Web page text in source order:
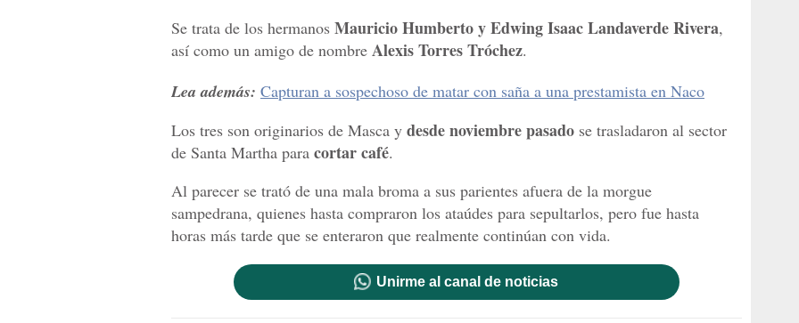
Se trata de los hermanos Mauricio Humberto y Edwing Isaac Landaverde Rivera,
así como un amigo de nombre Alexis Torres Tróchez.
Lea además: Capturan a sospechoso de matar con saña a una prestamista en Naco
Los tres son originarios de Masca y desde noviembre pasado se trasladaron al sector
de Santa Martha para cortar café.
Al parecer se trató de una mala broma a sus parientes afuera de la morgue
sampedrana, quienes hasta compraron los ataúdes para sepultarlos, pero fue hasta
horas más tarde que se enteraron que realmente continúan con vida.
Unirme al canal de noticias